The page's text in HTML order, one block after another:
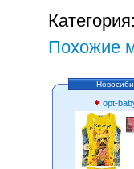
Похожие
opt-